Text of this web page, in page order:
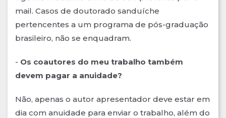
mail. Casos de doutorado sanduíche
pertencentes a um programa de pós-graduação
brasileiro, não se enquadram.
- Os coautores do meu trabalho também
devem pagar a anuidade?
Não, apenas o autor apresentador deve estar em
dia com anuidade para enviar o trabalho, além do